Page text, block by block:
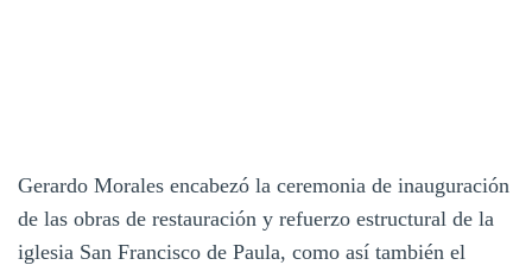
Gerardo Morales encabezó la ceremonia de inauguración
de las obras de restauración y refuerzo estructural de la
iglesia San Francisco de Paula, como así también el